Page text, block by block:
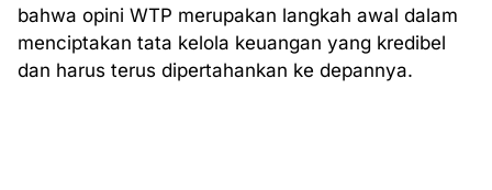
bahwa opini WTP merupakan langkah awal dalam
menciptakan tata kelola keuangan yang kredibel
dan harus terus dipertahankan ke depannya.